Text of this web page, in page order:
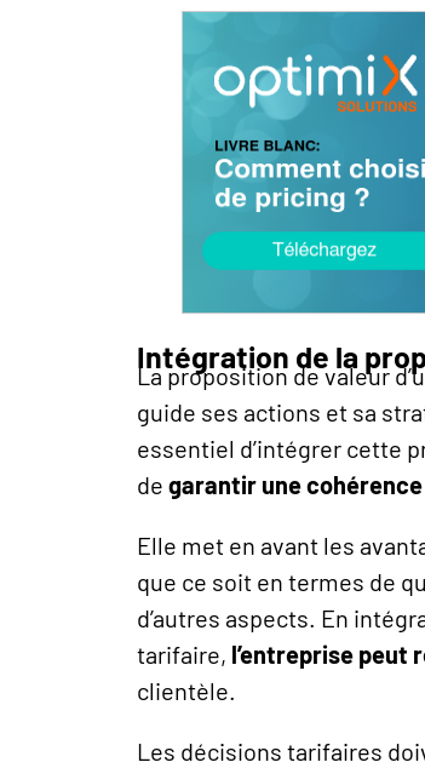
Intégration de la
La proposition de valeur
guide ses actions et sa
essentiel d’intégrer cette
de garantir une cohérence
Elle met en avant les
que ce soit en termes de
d’autres aspects. En
tarifaire, l’entreprise peut
clientèle.
Les décisions tarifaires